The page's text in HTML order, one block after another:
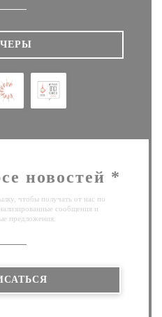
новостей *
чтобы получать от нас по
сообщения и
предложения.